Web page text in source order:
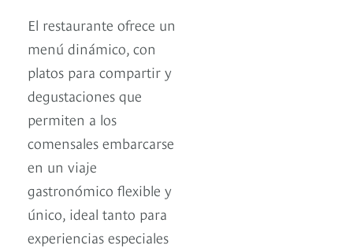
El restaurante ofrece un
menú dinámico, con
platos para compartir y
degustaciones que
permiten a los
comensales embarcarse
en un viaje
gastronómico flexible y
único, ideal tanto para
experiencias especiales